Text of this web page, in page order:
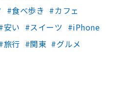
食べ歩き
カフェ
安い スイーツ
iPhone
旅行 関東 グルメ